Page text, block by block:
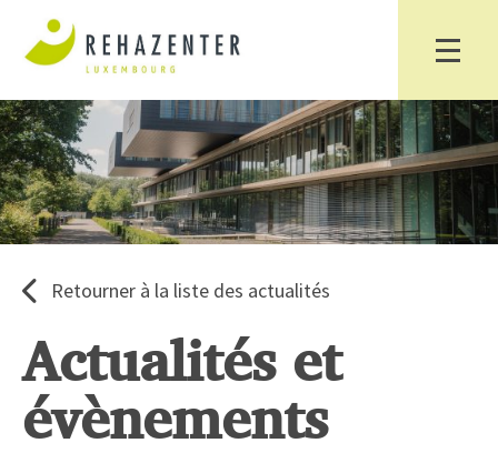
Actualités et
évènements
Retourner à la liste des actualités